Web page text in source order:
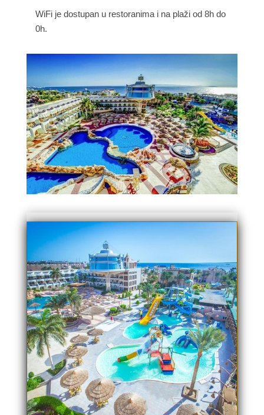
WiFi je dostupan u restoranima i na plaži od 8h do
0h.